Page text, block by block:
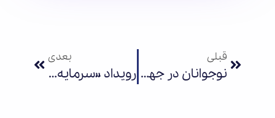
قبلی
نوجوانان در جهان خیال، شجاعت و امید را تمرین می‌کنند
بعدی
رویداد «سرمایه‌گذاری برای تولید بازی‌های رایانه‌ای حوزه مقاومت» برگزار می‌شود